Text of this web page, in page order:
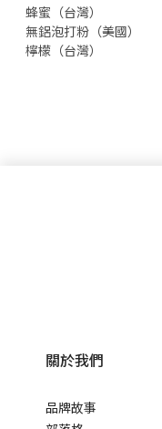
蜂蜜（台灣）
無鋁泡打粉（美國）
檸檬（台灣）
關於我們
品牌故事